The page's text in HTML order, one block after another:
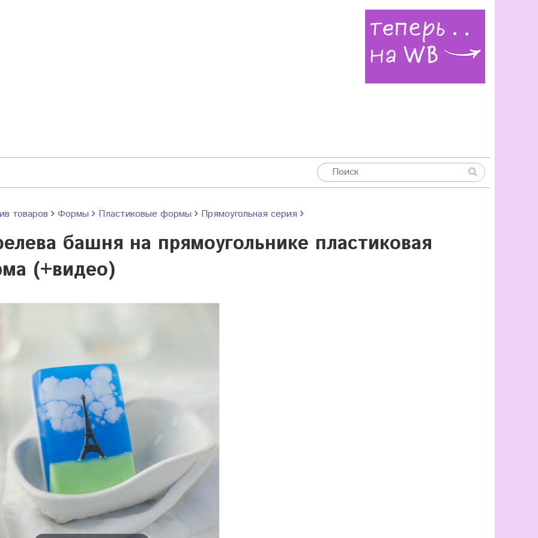
товаров Формы Пластиковые формы Прямоугольная серия
башня на прямоугольнике пластиковая
(+видео)